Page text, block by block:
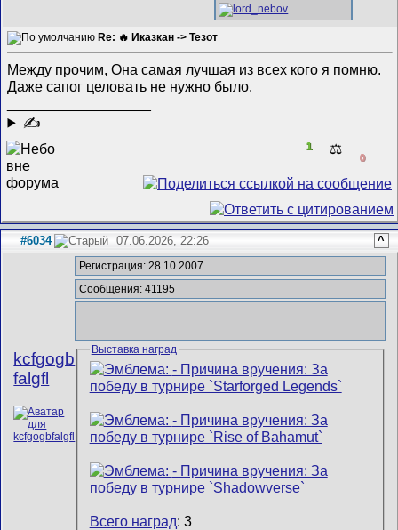
Re: 🔥 Иказкан -> Тезот
Между прочим, Она самая лучшая из всех кого я помню.
Даже сапог целовать не нужно было.
✍
1 ⚖️
0
#6034 07.06.2026, 22:26 ^
kcfgogb
falgfl
Регистрация: 28.10.2007
Сообщения: 41195
Выставка наград
Всего наград: 3